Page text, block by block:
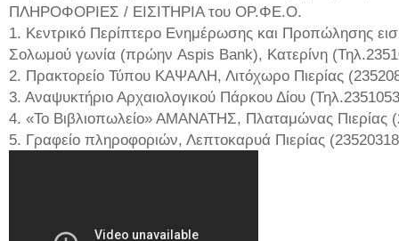
ΠΛΗΡΟΦΟΡΙΕΣ / ΕΙΣΙΤΗΡΙΑ του ΟΡ.ΦΕ.Ο.
1. Κεντρικό Περίπτερο Ενημέρωσης και Προπώλησης
Σολωμού γωνία (πρώην Aspis Bank), Κατερίνη
2. Πρακτορείο Τύπου ΚΑΨΑΛΗ, Λιτόχωρο Πιερίας
3. Αναψυκτήριο Αρχαιολογικού Πάρκου Δίου
4. «Το Βιβλιοπωλείο» ΑΜΑΝΑΤΗΣ, Πλαταμώνας Πιερίας
5. Γραφείο πληροφοριών, Λεπτοκαρυά Πιερίας